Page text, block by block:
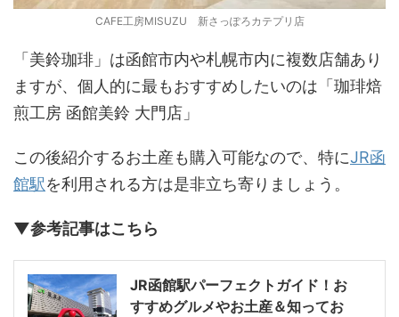
CAFE工房MISUZU 新さっぽろカテプリ店
「美鈴珈琲」は函館市内や札幌市内に複数店舗あり
ますが、個人的に最もおすすめしたいのは「珈琲焙
煎工房 函館美鈴 大門店」
この後紹介するお土産も購入可能なので、特にJR函
館駅を利用される方は是非立ち寄りましょう。
▼参考記事はこちら
JR函館駅パーフェクトガイド！お
すすめグルメやお土産＆知ってお